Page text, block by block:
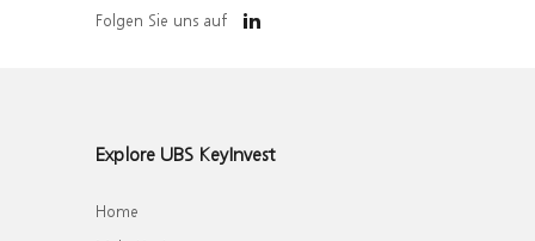
Folgen Sie uns auf
Explore UBS KeyInvest
Home